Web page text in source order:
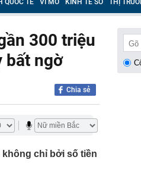
gần 1,3
3 tháng
“chắc
Việt
QUỐC TẾ VĨ MÔ KINH TẾ SỐ THỊ
300 triệu
bất ngờ
Chia sẻ
chỉ bởi số tiền